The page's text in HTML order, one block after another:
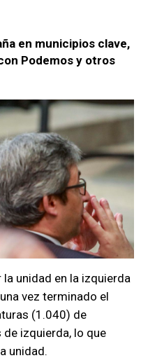
en municipios clave,
Podemos y otros
unidad en la izquierda
vez terminado el
(1.040) de
izquierda, lo que
unidad.